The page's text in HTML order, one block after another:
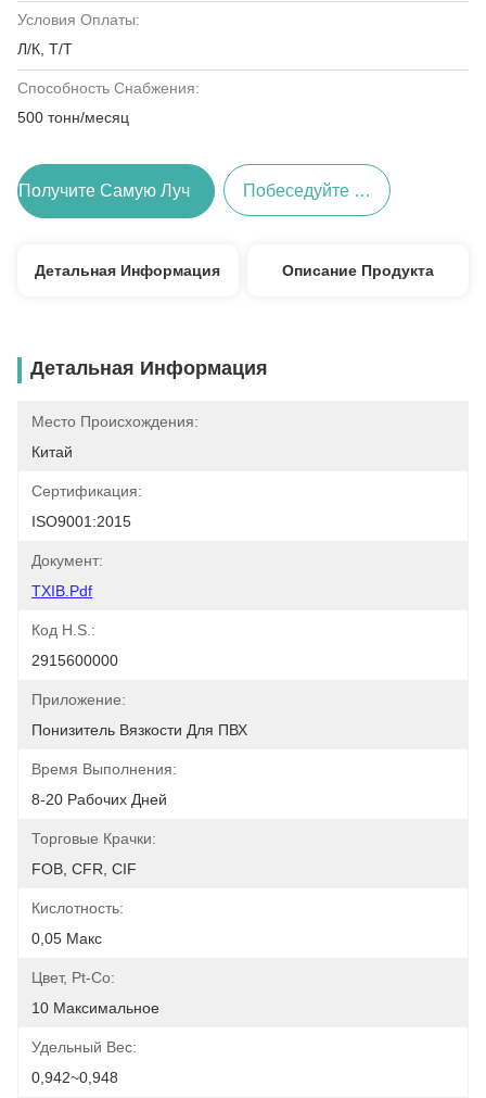
Условия Оплаты:
Л/К, Т/Т
Способность Снабжения:
500 тонн/месяц
Побеседуйте Теперь
Детальная Информация Описание Продукта
Детальная Информация
Место Происхождения:
Китай
Сертификация:
ISO9001:2015
Документ:
TXIB.pdf
Код H.S.:
2915600000
Приложение:
Понизитель Вязкости Для ПВХ
Время Выполнения:
8-20 Рабочих Дней
Торговые Крачки:
FOB, CFR, CIF
Кислотность:
0,05 Макс
Цвет, Pt-Co:
10 Максимальное
Удельный Вес:
0,942~0,948